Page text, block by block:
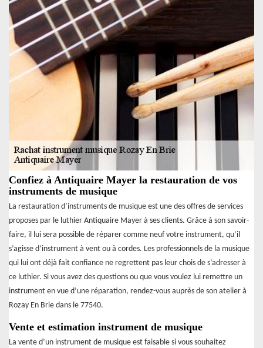
Confiez à Antiquaire Mayer la restauration de vos
instruments de musique
La restauration d’instruments de musique est une des offres de services
proposes par le luthier Antiquaire Mayer à ses clients. Grâce à son savoir-
faire, il lui sera possible de réparer comme neuf votre instrument, qu’il
s’agisse d’instrument à vent ou à cordes. Les professionnels de la musique
qui lui ont déjà fait confiance ne regrettent pas leur chois de s’adresser à
ce luthier. Si vous avez des questions ou que vous voulez lui remettre un
instrument en vue d’une réparation, rendez-vous auprès de son atelier à
Rozay En Brie dans le 77540.
Vente et estimation instrument de musique
La vente d’un instrument de musique est faisable si vous souhaitez